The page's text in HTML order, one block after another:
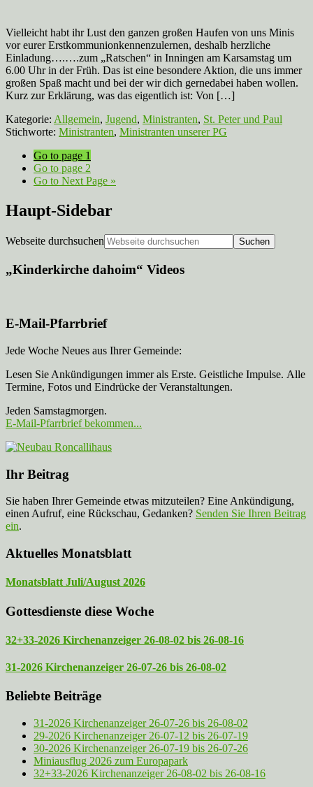
Vielleicht habt ihr Lust den ganzen großen Haufen von uns Minis
vor eurer Erstkommunionkennenzulernen, deshalb herzliche
Einladung….….zum „Ratschen“ in Inningen am Karsamstag um
6.00 Uhr in der Früh. Das ist eine besondere Aktion, die uns immer
großen Spaß macht und bei der wir dich gernedabei haben wollen.
Kurz zur Erklärung, was das eigentlich ist: Von […]
Kategorie: Allgemein, Jugend, Ministranten, St. Peter und Paul
Stichworte: Ministranten, Ministranten unserer PG
Go to page 1
Go to page 2
Go to Next Page »
Haupt-Sidebar
Webseite durchsuchen
„Kinderkirche dahoim“ Videos
E-Mail-Pfarrbrief
Jede Woche Neues aus Ihrer Gemeinde:
Lesen Sie Ankündigungen immer als Erste. Geistliche Impulse. Alle
Termine, Fotos und Eindrücke der Veranstaltungen.
Jeden Samstagmorgen.
E-Mail-Pfarrbrief bekommen...
Ihr Beitrag
Sie haben Ihrer Gemeinde etwas mitzuteilen? Eine Ankündigung,
einen Aufruf, eine Rückschau, Gedanken? Senden Sie Ihren Beitrag
ein.
Aktuelles Monatsblatt
Monatsblatt Juli/August 2026
Gottesdienste diese Woche
32+33-2026 Kirchenanzeiger 26-08-02 bis 26-08-16
31-2026 Kirchenanzeiger 26-07-26 bis 26-08-02
Beliebte Beiträge
31-2026 Kirchenanzeiger 26-07-26 bis 26-08-02
29-2026 Kirchenanzeiger 26-07-12 bis 26-07-19
30-2026 Kirchenanzeiger 26-07-19 bis 26-07-26
Miniausflug 2026 zum Europapark
32+33-2026 Kirchenanzeiger 26-08-02 bis 26-08-16